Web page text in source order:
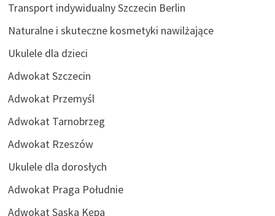
Transport indywidualny Szczecin Berlin
Naturalne i skuteczne kosmetyki nawilżające
Ukulele dla dzieci
Adwokat Szczecin
Adwokat Przemyśl
Adwokat Tarnobrzeg
Adwokat Rzeszów
Ukulele dla dorosłych
Adwokat Praga Południe
Adwokat Saska Kępa